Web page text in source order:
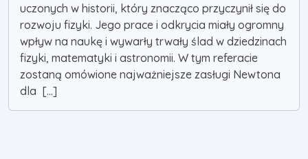
uczonych w historii, który znacząco przyczynił się do
rozwoju fizyki. Jego prace i odkrycia miały ogromny
wpływ na naukę i wywarły trwały ślad w dziedzinach
fizyki, matematyki i astronomii. W tym referacie
zostaną omówione najważniejsze zasługi Newtona
dla [...]